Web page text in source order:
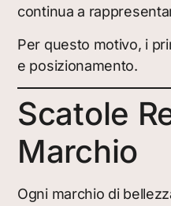
continua a
Per questo motivo, i
e posizionamento.
Scatole
Marchio
Ogni marchio di